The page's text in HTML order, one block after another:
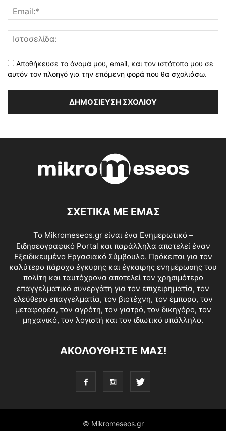
Αποθήκευσε το όνομά μου, email, και τον ιστότοπο μου σε
αυτόν τον πλοηγό για την επόμενη φορά που θα σχολιάσω.
ΣΧΕΤΙΚΑ ΜΕ ΕΜΑΣ
Το Mikromeseos.gr είναι ένα Ενημερωτικό –
Ειδησεογραφικό Portal και παράλληλα αποτελεί έναν
Εξειδικευμένο Εργασιακό Σύμβουλο. Πρόκειται για τον
καλύτερο πάροχο έγκυρης και έγκαιρης ενημέρωσης του
πολίτη και ταυτόχρονα αποτελεί τον χρησιμότερο
επαγγελματικό συνεργάτη για τον επιχειρηματία, τον
ελεύθερο επαγγελματία, τον βιοτέχνη, τον έμπορο, τον
μεταφορέα, τον αγρότη, τον γιατρό, τον δικηγόρο, τον
μηχανικό, τον λογιστή και τον ιδιωτικό υπάλληλο.
ΑΚΟΛΟΥΘΗΣΤΕ ΜΑΣ!
© Mikromeseos.gr